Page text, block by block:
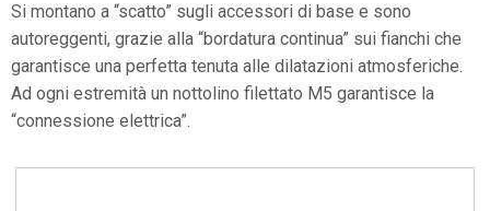
Si montano a “scatto” sugli accessori di base e sono
autoreggenti, grazie alla “bordatura continua” sui fianchi che
garantisce una perfetta tenuta alle dilatazioni atmosferiche.
Ad ogni estremità un nottolino filettato M5 garantisce la
“connessione elettrica”.